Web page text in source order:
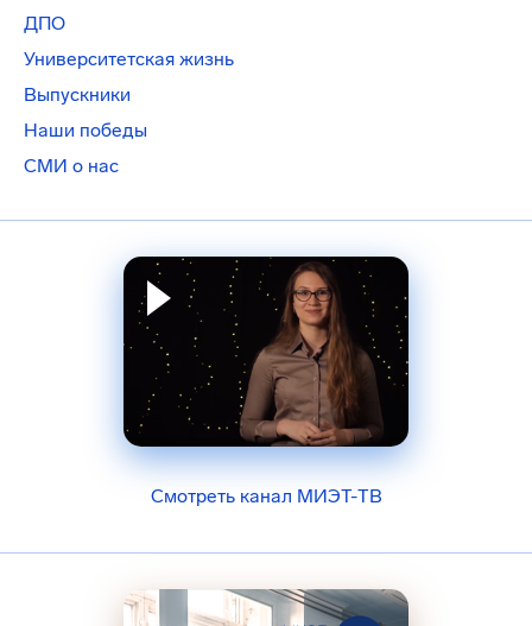
ДПО
Университетская жизнь
Выпускники
Наши победы
СМИ о нас
Смотреть канал МИЭТ-ТВ